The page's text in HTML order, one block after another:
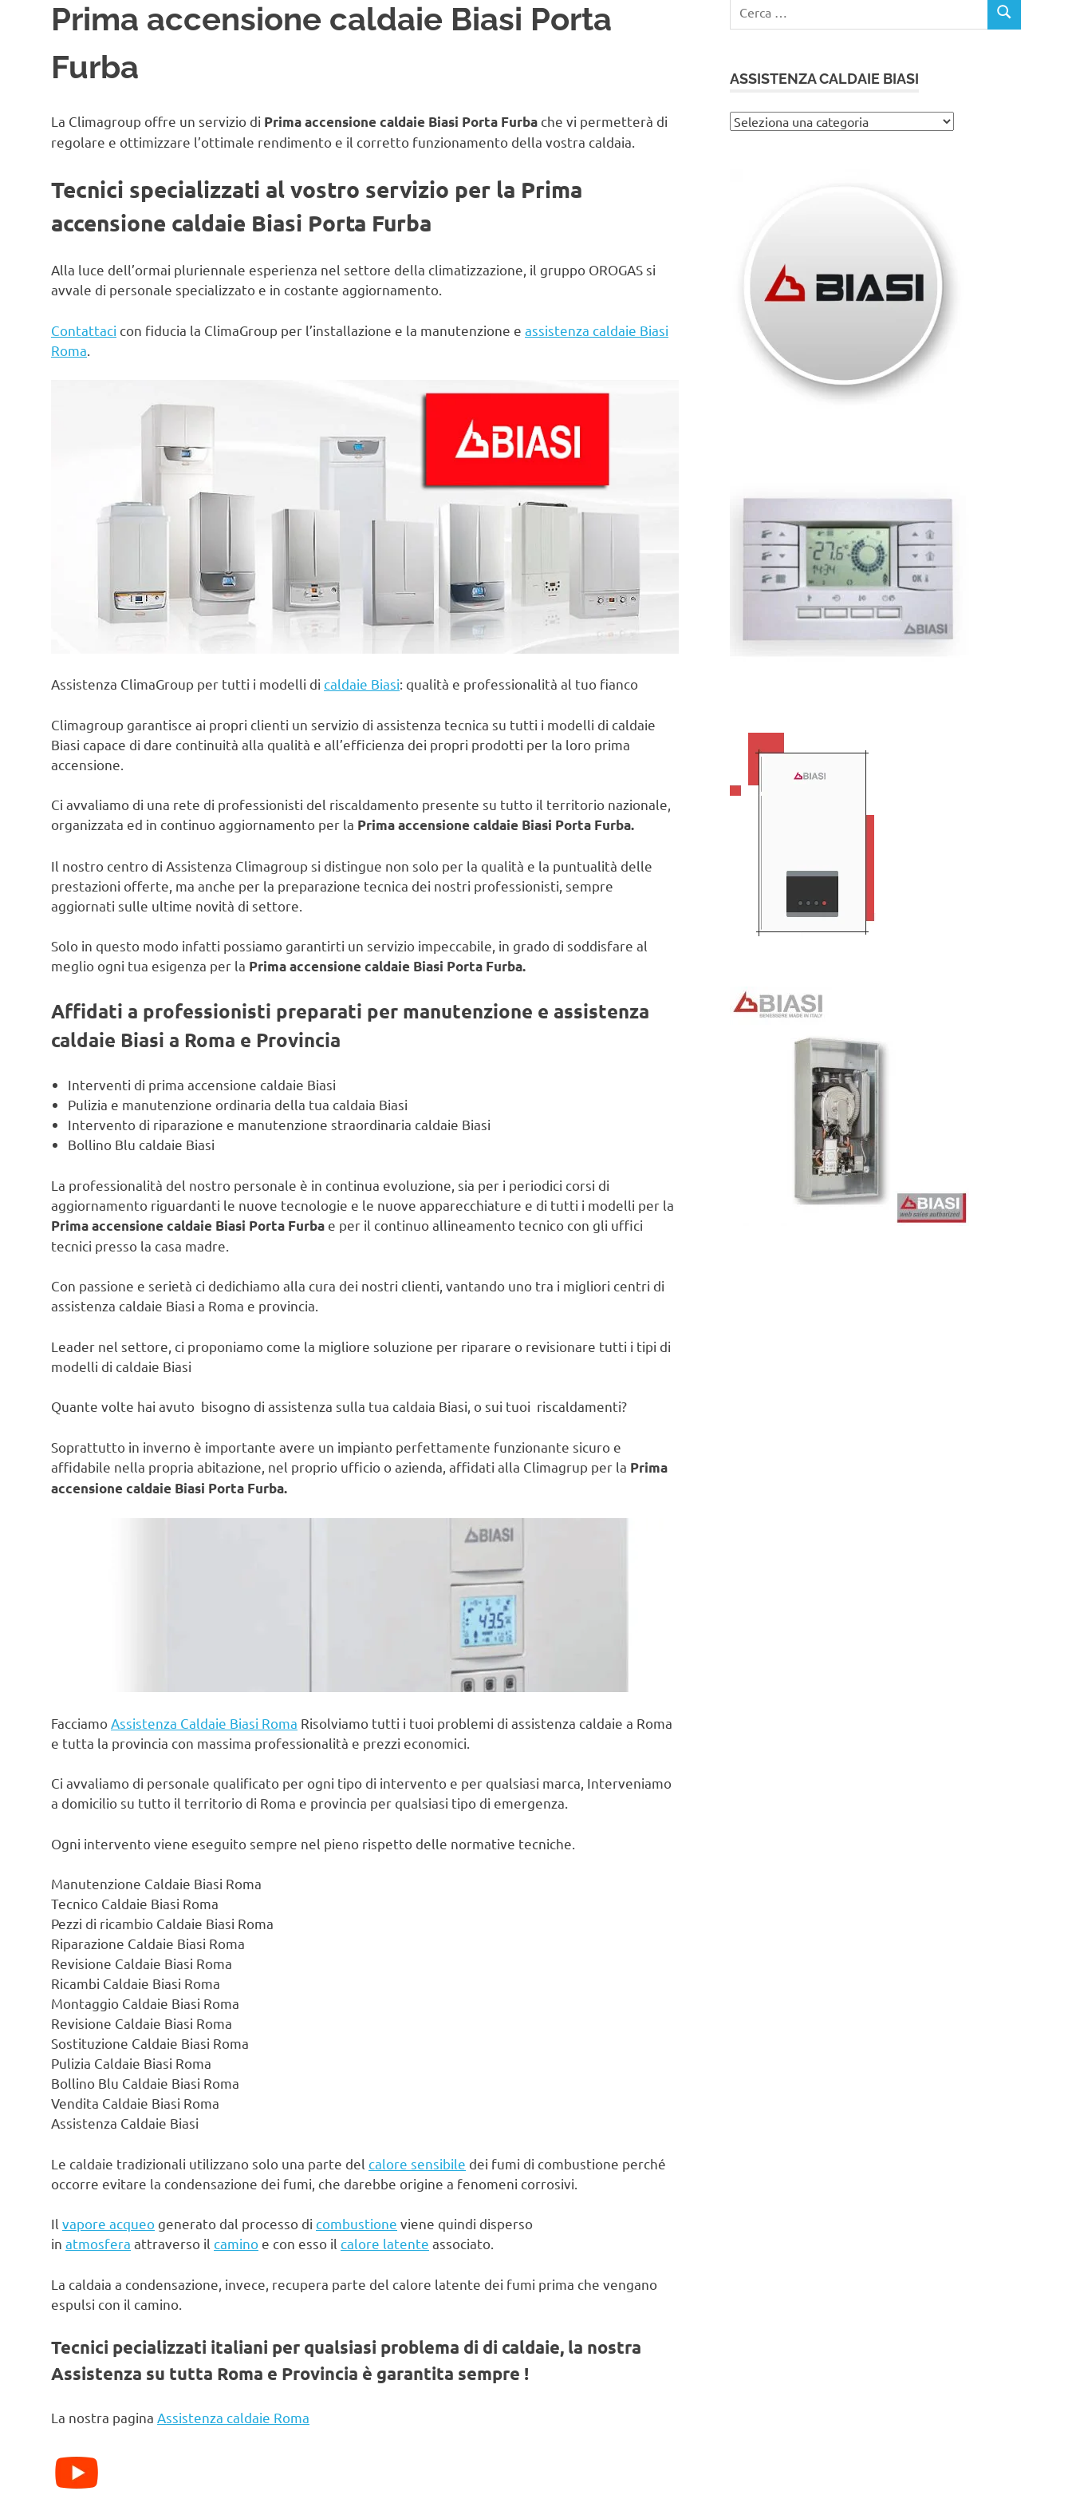
Prima accensione caldaie Biasi Porta
Furba
La Climagroup offre un servizio di Prima accensione caldaie Biasi Porta Furba che vi permetterà di
regolare e ottimizzare l’ottimale rendimento e il corretto funzionamento della vostra caldaia.
Tecnici specializzati al vostro servizio per la Prima
accensione caldaie Biasi Porta Furba
Alla luce dell’ormai pluriennale esperienza nel settore della climatizzazione, il gruppo OROGAS si
avvale di personale specializzato e in costante aggiornamento.
Contattaci con fiducia la ClimaGroup per l’installazione e la manutenzione e assistenza caldaie Biasi
Roma
Assistenza ClimaGroup per tutti i modelli di caldaie Biasi: qualità e professionalità al tuo fianco
Climagroup garantisce ai propri clienti un servizio di assistenza tecnica su tutti i modelli di caldaie
Biasi capace di dare continuità alla qualità e all’efficienza dei propri prodotti per la loro prima
accensione.
Ci avvaliamo di una rete di professionisti del riscaldamento presente su tutto il territorio nazionale,
organizzata ed in continuo aggiornamento per la Prima accensione caldaie Biasi Porta Furba.
Il nostro centro di Assistenza Climagroup si distingue non solo per la qualità e la puntualità delle
prestazioni offerte, ma anche per la preparazione tecnica dei nostri professionisti, sempre
aggiornati sulle ultime novità di settore.
Solo in questo modo infatti possiamo garantirti un servizio impeccabile, in grado di soddisfare al
meglio ogni tua esigenza per la Prima accensione caldaie Biasi Porta Furba.
Affidati a professionisti preparati per manutenzione e assistenza
caldaie Biasi a Roma e Provincia
Interventi di prima accensione caldaie Biasi
Pulizia e manutenzione ordinaria della tua caldaia Biasi
Intervento di riparazione e manutenzione straordinaria caldaie Biasi
Bollino Blu caldaie Biasi
La professionalità del nostro personale è in continua evoluzione, sia per i periodici corsi di
aggiornamento riguardanti le nuove tecnologie e le nuove apparecchiature e di tutti i modelli per la
Prima accensione caldaie Biasi Porta Furba e per il continuo allineamento tecnico con gli uffici
tecnici presso la casa madre.
Con passione e serietà ci dedichiamo alla cura dei nostri clienti, vantando uno tra i migliori centri di
assistenza caldaie Biasi a Roma e provincia.
Leader nel settore, ci proponiamo come la migliore soluzione per riparare o revisionare tutti i tipi di
modelli di caldaie Biasi
Quante volte hai avuto bisogno di assistenza sulla tua caldaia Biasi, o sui tuoi riscaldamenti?
Soprattutto in inverno è importante avere un impianto perfettamente funzionante sicuro e
affidabile nella propria abitazione, nel proprio ufficio o azienda, affidati alla Climagrup per la Prima
accensione caldaie Biasi Porta Furba.
Facciamo Assistenza Caldaie Biasi Roma Risolviamo tutti i tuoi problemi di assistenza caldaie a Roma
e tutta la provincia con massima professionalità e prezzi economici.
Ci avvaliamo di personale qualificato per ogni tipo di intervento e per qualsiasi marca, Interveniamo
a domicilio su tutto il territorio di Roma e provincia per qualsiasi tipo di emergenza.
Ogni intervento viene eseguito sempre nel pieno rispetto delle normative tecniche.
Manutenzione Caldaie Biasi Roma
Tecnico Caldaie Biasi Roma
Pezzi di ricambio Caldaie Biasi Roma
Riparazione Caldaie Biasi Roma
Revisione Caldaie Biasi Roma
Ricambi Caldaie Biasi Roma
Montaggio Caldaie Biasi Roma
Revisione Caldaie Biasi Roma
Sostituzione Caldaie Biasi Roma
Pulizia Caldaie Biasi Roma
Bollino Blu Caldaie Biasi Roma
Vendita Caldaie Biasi Roma
Assistenza Caldaie Biasi
Le caldaie tradizionali utilizzano solo una parte del calore sensibile dei fumi di combustione perché
occorre evitare la condensazione dei fumi, che darebbe origine a fenomeni corrosivi.
Il vapore acqueo generato dal processo di combustione viene quindi disperso
in atmosfera attraverso il camino e con esso il calore latente associato.
La caldaia a condensazione, invece, recupera parte del calore latente dei fumi prima che vengano
espulsi con il camino.
Tecnici pecializzati italiani per qualsiasi problema di di caldaie, la nostra
Assistenza su tutta Roma e Provincia è garantita sempre !
La nostra pagina Assistenza caldaie Roma
per:
CERCA
ASSISTENZA CALDAIE BIASI
Assistenza